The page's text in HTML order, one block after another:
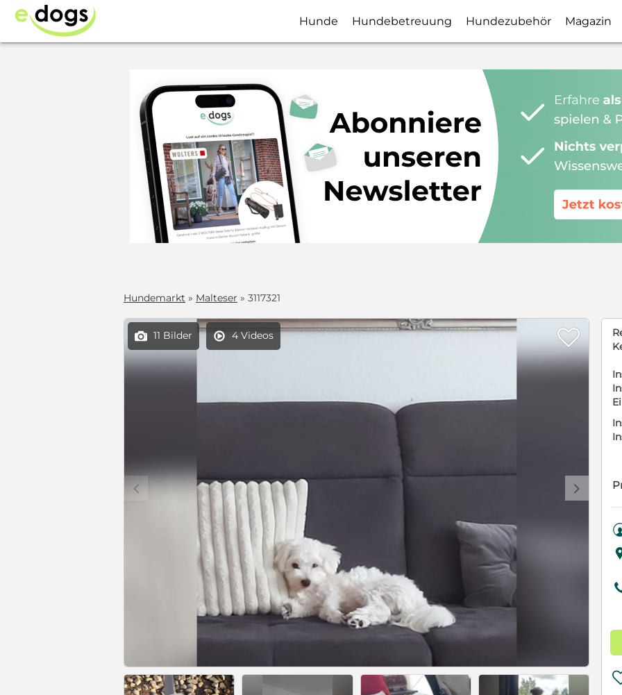
Hunde Hundebetreuung Hundezubehör Magazin
Hundemarkt » Malteser » 3117321
 11 Bilder  4 Videos 
c d